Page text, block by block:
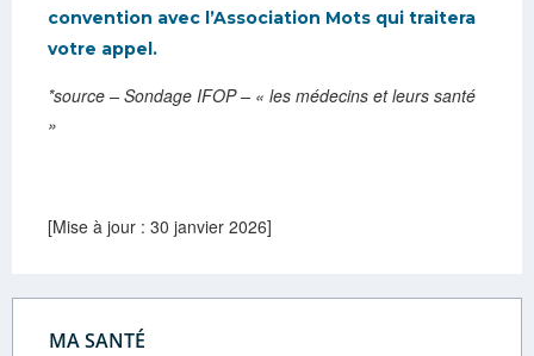
convention avec l’Association Mots qui traitera
votre appel.
*source – Sondage IFOP – « les médecins et leurs santé
»
[Mise à jour : 30 janvier 2026]
MA SANTÉ